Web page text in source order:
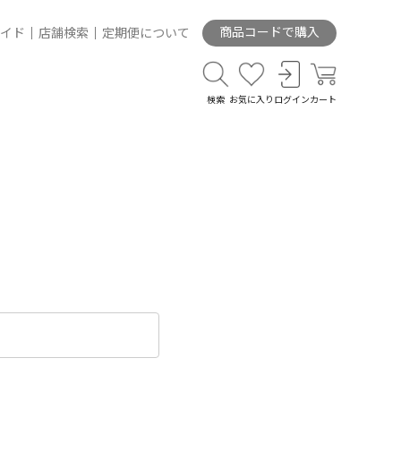
ド 店舗検索 定期便について 商品コードで購入
検索 お気に入り ログイン カート